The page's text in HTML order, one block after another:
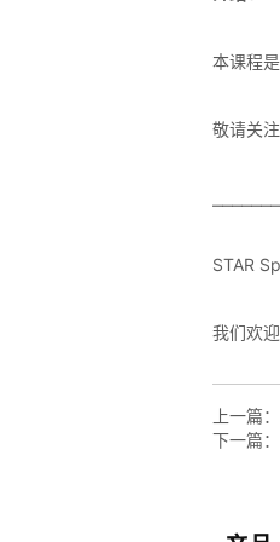
上一篇：
下一篇：